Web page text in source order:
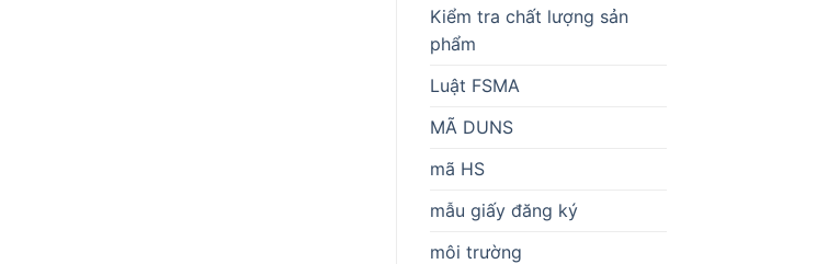
Kiểm tra chất lượng sản
phẩm
Luật FSMA
MÃ DUNS
mã HS
mẫu giấy đăng ký
môi trường